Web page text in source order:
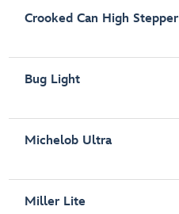
Crooked Can High Stepper
Bug Light
Michelob Ultra
Miller Lite